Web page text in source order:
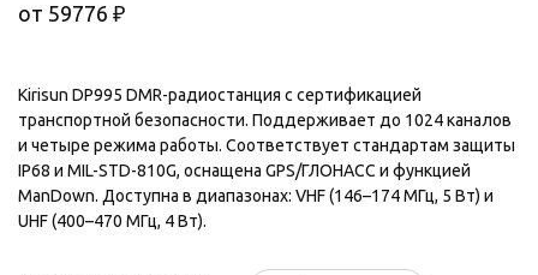
от 59776 ₽
Kirisun DP995 DMR-радиостанция с сертификацией
транспортной безопасности. Поддерживает до 1024 каналов
и четыре режима работы. Соответствует стандартам защиты
IP68 и MIL-STD-810G, оснащена GPS/ГЛОНАСС и функцией
ManDown. Доступна в диапазонах: VHF (146–174 МГц, 5 Вт) и
UHF (400–470 МГц, 4 Вт).